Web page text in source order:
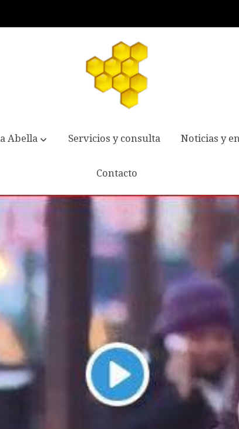
Abella Servicios y consulta Noticias y
Contacto